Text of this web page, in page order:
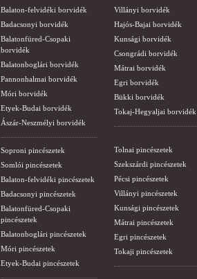
Balaton-felvidéki borvidék
Badacsonyi borvidék
Balatonfüred-Csopaki
borvidék
Balatonboglári borvidék
Pannonhalmai borvidék
Móri borvidék
Etyek-Budai borvidék
Ászár-Neszmélyi borvidék
Soproni pincészetek
Somlói pincészetek
Balaton-felvidéki pincészetek
Badacsonyi pincészetek
Balatonfüred-Csopaki
pincészetek
Balatonboglári pincészetek
Móri pincészetek
Etyek-Budai pincészetek
Villányi borvidék
Hajós-Bajai borvidék
Kunsági borvidék
Csongrádi borvidék
Mátrai borvidék
Egri borvidék
Bükki borvidék
Tokaj-Hegyaljai borvidék
Tolnai pincészetek
Szekszárdi pincészetek
Pécsi pincészetek
Villányi pincészetek
Kunsági pincészetek
Mátrai pincészetek
Egri pincészetek
Tokaji pincészetek